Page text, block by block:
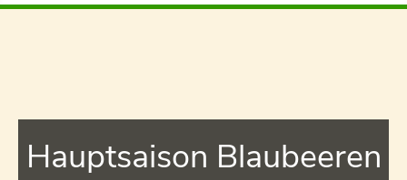
Hauptsaison Blaubeeren